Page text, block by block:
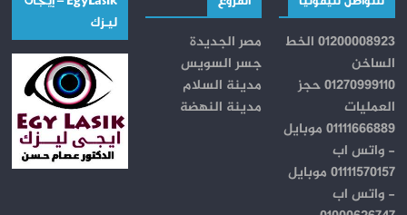
01200008923 الخط
الساخن
01270999110 حجز
العمليات
01111666889 موبايل
- واتس اب
01111570157 موبايل
- واتس اب
مصر الجديدة
جسر السويس
مدينة السلام
مدينة النهضة
ليـــزك